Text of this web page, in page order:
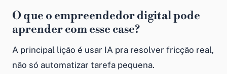
O que o empreendedor digital pode
aprender com esse case?
A principal lição é usar IA pra resolver fricção real,
não só automatizar tarefa pequena.